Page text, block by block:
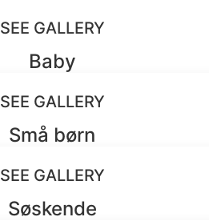
SEE GALLERY
Baby
SEE GALLERY
Små børn
SEE GALLERY
Søskende